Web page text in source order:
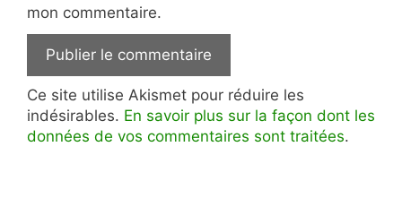
mon commentaire.
Ce site utilise Akismet pour réduire les
indésirables. En savoir plus sur la façon dont les
données de vos commentaires sont traitées.